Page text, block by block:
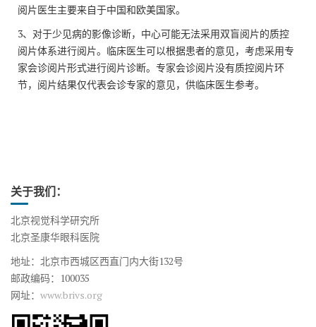
阅片医生主要来自于中国和欧美国家。
3、对于少见病的影像诊断，中心可能无法采用双盲阅片的质控
阅片体系进行阅片。临床医生可以根据患者的意见，考虑采用专
家会诊阅片形式进行阅片诊断。专家会诊阅片没有质控阅片环
节，阅片结果仅代表会诊专家的意见，供临床医生参考。
关于我们：
北京视觉科学研究所
北京圣康华眼科医院
地址：北京市西城区西直门内大街132号
邮政编码：100035
网址： www.brivs.org